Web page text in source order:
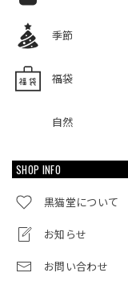
季節
福袋
自然
SHOP INFO
黒猫堂について
お知らせ
お問い合わせ